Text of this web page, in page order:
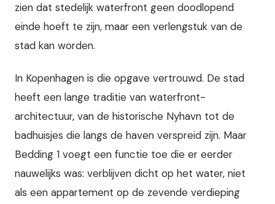
zien dat stedelijk waterfront geen doodlopend
einde hoeft te zijn, maar een verlengstuk van de
stad kan worden.
In Kopenhagen is die opgave vertrouwd. De stad
heeft een lange traditie van waterfront-
architectuur, van de historische Nyhavn tot de
badhuisjes die langs de haven verspreid zijn. Maar
Bedding 1 voegt een functie toe die er eerder
nauwelijks was: verblijven dicht op het water, niet
als een appartement op de zevende verdieping